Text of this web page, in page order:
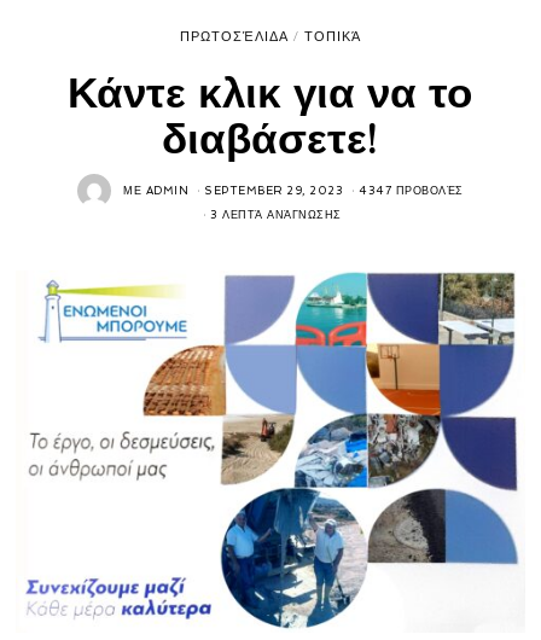
ΠΡΩΤΟΣΈΛΙΔΑ / ΤΟΠΙΚΆ
Κάντε κλικ για να το
διαβάσετε!
ΜΕ ADMIN SEPTEMBER 29, 2023 4347 ΠΡΟΒΟΛΈΣ
3 ΛΕΠΤΆ ΑΝΆΓΝΩΣΗΣ